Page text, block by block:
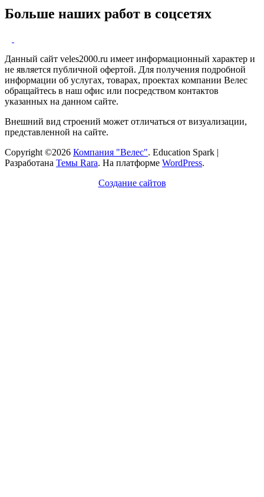
Больше наших работ в соцсетях
Данный сайт veles2000.ru имеет информационный характер и
не является публичной офертой. Для получения подробной
информации об услугах, товарах, проектах компании Велес
обращайтесь в наш офис или посредством контактов
указанных на данном сайте.
Внешний вид строений может отличаться от визуализации,
представленной на сайте.
Copyright ©2026 Компания "Велес". Education Spark |
Разработана Темы Rara. На платформе WordPress.
Создание сайтов